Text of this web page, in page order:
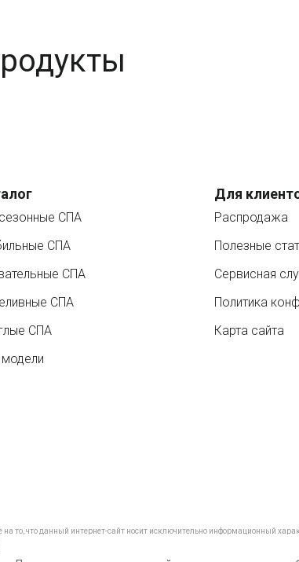
СПА
СПА
СПА
СПА
СПА
Для
Распродажа
Полезные
Сервисная
Политика
Карта сайта
то, что данный интернет-сайт носит исключительно информационный
Федерации.
09-98 , +7 (495) 374-51-40